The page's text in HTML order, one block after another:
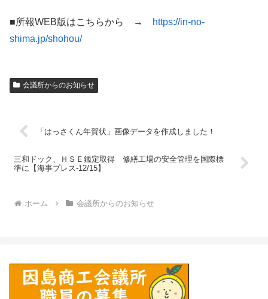
■所報WEB版はこちらから →
https://in-no-
shima.jp/shohou/
会議所からのお知らせ
「はっさくん年賀状」画像データを作成しました！
三和ドック、ＨＳＥ鑑定取得 修繕工場の安全管理を国際標
準に【海事プレス-12/15】
ホーム 会議所からのお知らせ